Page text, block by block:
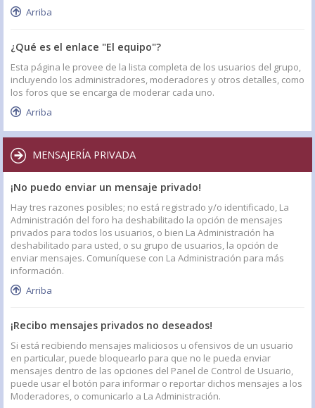
Arriba
¿Qué es el enlace "El equipo"?
Esta página le provee de la lista completa de los usuarios del grupo,
incluyendo los administradores, moderadores y otros detalles, como
los foros que se encarga de moderar cada uno.
Arriba
MENSAJERÍA PRIVADA
¡No puedo enviar un mensaje privado!
Hay tres razones posibles; no está registrado y/o identificado, La
Administración del foro ha deshabilitado la opción de mensajes
privados para todos los usuarios, o bien La Administración ha
deshabilitado para usted, o su grupo de usuarios, la opción de
enviar mensajes. Comuníquese con La Administración para más
información.
Arriba
¡Recibo mensajes privados no deseados!
Si está recibiendo mensajes maliciosos u ofensivos de un usuario
en particular, puede bloquearlo para que no le pueda enviar
mensajes dentro de las opciones del Panel de Control de Usuario,
puede usar el botón para informar o reportar dichos mensajes a los
Moderadores, o comunicarlo a La Administración.